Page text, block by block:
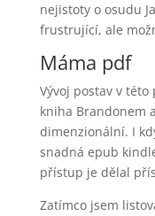
nejistoty o osudu
frustrující, ale
Máma pdf
Vývoj postav v
kniha Brandonem
dimenzionální. I
snadná epub
přístup je dělal
Zatímco jsem